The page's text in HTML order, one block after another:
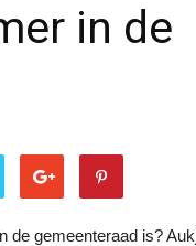
in de
de gemeenteraad is?